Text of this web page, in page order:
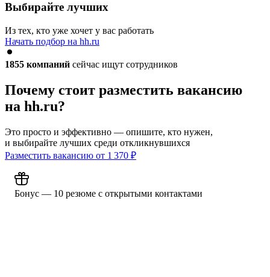
Выбирайте лучших
Из тех, кто уже хочет у вас работать
Начать подбор на hh.ru
1855 компаний сейчас ищут сотрудников
Почему стоит разместить вакансию
на hh.ru?
Это просто и эффективно — опишите, кто нужен,
и выбирайте лучших среди откликнувшихся
Разместить вакансию от 1 370 ₽
Бонус — 10 резюме с открытыми контактами